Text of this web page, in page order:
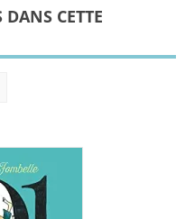
CETTE